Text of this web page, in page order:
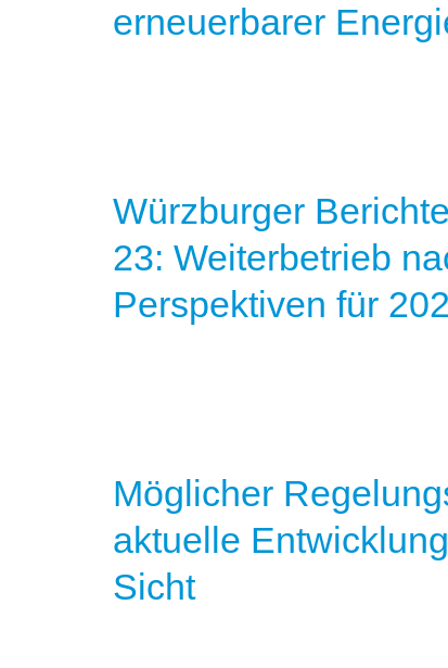
erneuerbarer
Würzburger
23: Weiterbetrieb
Perspektiven für
Möglicher
aktuelle
Sicht